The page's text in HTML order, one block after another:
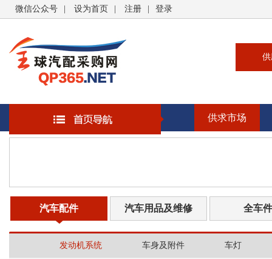
微信公众号 设为首页 注册 登录
供求市场
汽车配件 汽车用品及维修 全车件
发动机系统 车身及附件 车灯